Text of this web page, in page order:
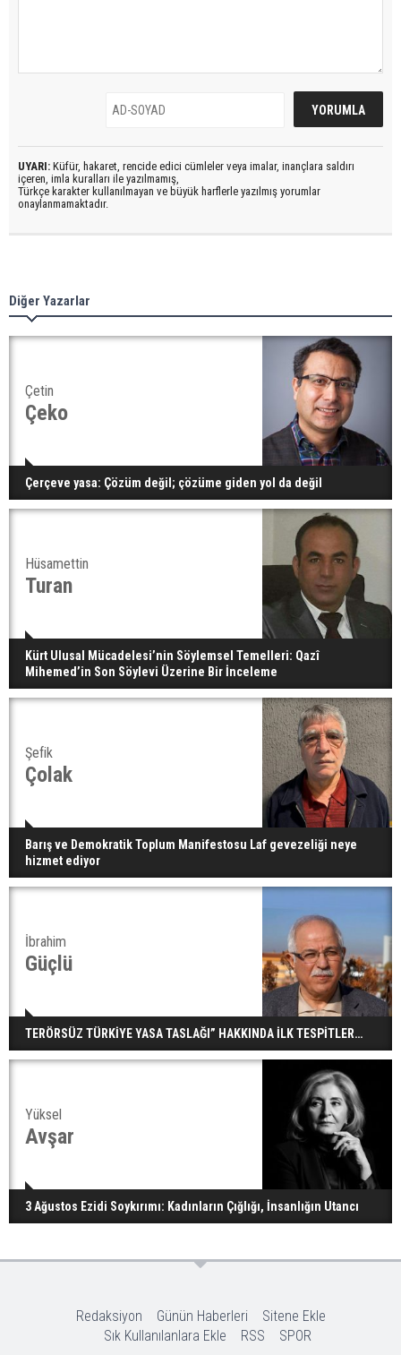
UYARI: Küfür, hakaret, rencide edici cümleler veya imalar, inançlara saldırı
içeren, imla kuralları ile yazılmamış,
Türkçe karakter kullanılmayan ve büyük harflerle yazılmış yorumlar
onaylanmamaktadır.
Diğer Yazarlar
Çetin
Çeko
Çerçeve yasa: Çözüm değil; çözüme giden yol da değil
Hüsamettin
Turan
Kürt Ulusal Mücadelesi’nin Söylemsel Temelleri: Qazî
Mihemed’in Son Söylevi Üzerine Bir İnceleme
Şefik
Çolak
Barış ve Demokratik Toplum Manifestosu Laf gevezeliği neye
hizmet ediyor
İbrahim
Güçlü
TERÖRSÜZ TÜRKİYE YASA TASLAĞI” HAKKINDA İLK TESPİTLER…
Yüksel
Avşar
3 Ağustos Ezidi Soykırımı: Kadınların Çığlığı, İnsanlığın Utancı
Redaksiyon Günün Haberleri
Sitene Ekle
Sık Kullanılanlara Ekle
RSS SPOR